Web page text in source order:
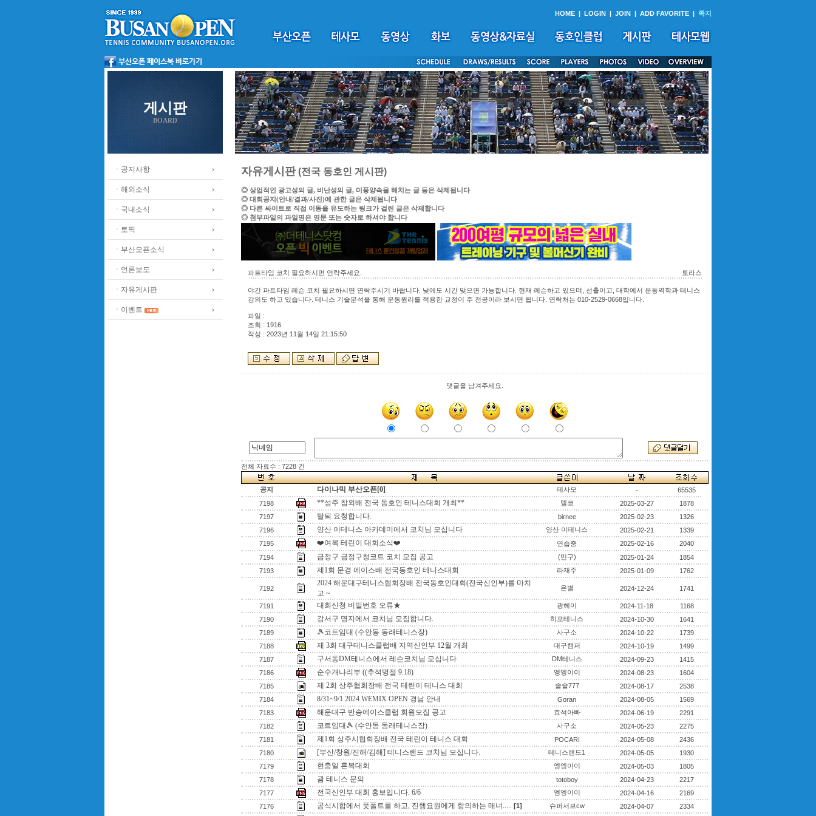
HOME | LOGIN | JOIN | ADD FAVORITE | 쪽지
게시판
BOARD
ㆍ공지사항
ㆍ해외소식
ㆍ국내소식
ㆍ토픽
ㆍ부산오픈소식
ㆍ언론보도
ㆍ자유게시판
ㆍ이벤트
자유게시판(전국 동호인 게시판)
◎ 상업적인 광고성의 글, 비난성의 글, 미풍양속을 해치는 글 등은 삭제됩니다
◎ 대회공지(안내/결과/사진)에 관한 글은 삭제됩니다
◎ 다른 싸이트로 직접 이동을 유도하는 링크가 걸린 글은 삭제합니다
◎ 첨부파일의 파일명은 영문 또는 숫자로 하셔야 합니다
파트타임 코치 필요하시면 연락주세요. 토라스
야간 파트타임 레슨 코치 필요하시면 연락주시기 바랍니다. 낮에도 시간 맞으면 가능합니다. 현재 레슨하고 있으며, 선출이고, 대학에서 운동역학과 테니스
강의도 하고 있습니다. 테니스 기술분석을 통해 운동원리를 적용한 교정이 주 전공이라 보시면 됩니다. 연락처는 010-2529-0668입니다.
파일 :
조회 : 1916
작성 : 2023년 11월 14일 21:15:50
댓글을 남겨주세요.
전체 자료수 : 7228 건
공지 다이나믹 부산오픈[0] 테사모 -
65535
7198
**성주 참외배 전국 동호인 테니스대회 개최** 델코 2025-03-27
1878
7197
탈퇴 요청합니다. birnee 2025-02-23
1326
7196
양산 이테니스 아카데미에서 코치님 모십니다 양산 이테니스 2025-02-21
1339
7195
❤️여복 테린이 대회소식❤️ 연습중 2025-02-16
2040
7194
금정구 금정구청코트 코치 모집 공고 (민구) 2025-01-24
1854
7193
제1회 문경 에이스배 전국동호인 테니스대회 라재주 2025-01-09 1762
7192
2024 해운대구테니스협회장배 전국동호인대회(전국신인부)를 마치
고 ~
은별 2024-12-24 1741
7191 대회신청 비밀번호 오류★ 광헤이 2024-11-18
1168
7190
강서구 명지에서 코치님 모집합니다. 히포테니스 2024-10-30
1641
7189
🎾코트임대 (수안동 동래테니스장) 사구소 2024-10-22
1739
7188
제 3회 대구테니스클럽배 지역신인부 12월 개최 대구캠퍼 2024-10-19
1499
7187
구서동DM테니스에서 레슨코치님 모십니다 DM테니스 2024-09-23
1415
7186
순수개나리부 ((추석명절 9.18) 엥엥이이 2024-08-23
1604
7185
제 2회 상주협회장배 전국 테린이 테니스 대회 솔솔777 2024-08-17
2538
7184
8/31~9/1 2024 WEMIX OPEN 경남 안내 Goran 2024-08-05
1569
7183
해운대구 반송에이스클럽 회원모집 공고 효석아빠 2024-06-19
2291
7182
코트임대🎾 (수안동 동래테니스장) 사구소 2024-05-23
2275
7181
제1회 상주시협회장배 전국 테린이 테니스 대회 POCARI 2024-05-08
2436
7180
[부산/창원/진해/김해] 테니스랜드 코치님 모십니다. 테니스랜드1 2024-05-05
1930
7179
현충일 혼복대회 엥엥이이 2024-05-03
1805
7178
괌 테니스 문의 totoboy 2024-04-23
2217
7177
전국신인부 대회 홍보입니다. 6/6 엥엥이이 2024-04-16
2169
7176
공식시합에서 풋폴트를 하고, 진행요원에게 항의하는 매너..... [1] 슈퍼서브cw 2024-04-07 2334